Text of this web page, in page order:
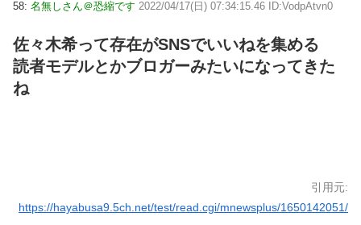
58: 名無しさん＠恐縮です 2022/04/17(日) 07:34:15.46 ID:VodpAtvn0
佐々木希って存在がSNSでいいねを集める
読者モデルとかブロガーみたいになってきた
ね
引用元:
https://hayabusa9.5ch.net/test/read.cgi/mnewsplus/1650142051/